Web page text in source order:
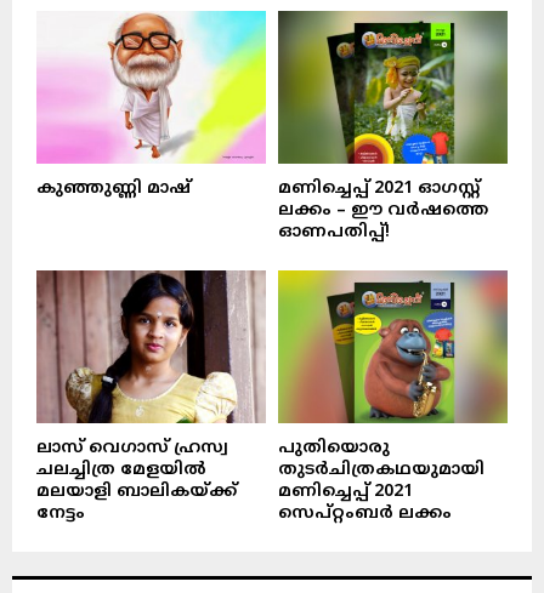
കുഞ്ഞുണ്ണി മാഷ്‌
മണിച്ചെപ്പ് 2021 ഓഗസ്റ്റ്
ലക്കം – ഈ വർഷത്തെ
ഓണപതിപ്പ്!
ലാസ് വെഗാസ് ഹ്രസ്വ
ചലച്ചിത്ര മേളയിൽ
മലയാളി ബാലികയ്ക്ക്
നേട്ടം
പുതിയൊരു
തുടർചിത്രകഥയുമായി
മണിച്ചെപ്പ് 2021
സെപ്റ്റംബർ ലക്കം